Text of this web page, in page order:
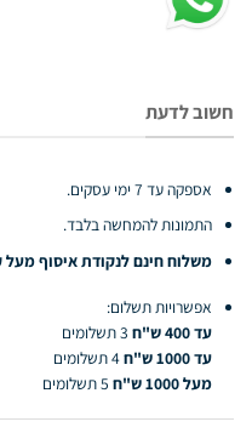
חשוב לדעת
אספקה עד 7 ימי עסקים.
התמונות להמחשה בלבד.
משלוח חינם לנקודת איסוף מעל קניה
אפשרויות תשלום:
עד 400 ש"ח
3 תשלומים
עד 1000 ש"ח
4 תשלומים
מעל 1000 ש"ח
5 תשלומים